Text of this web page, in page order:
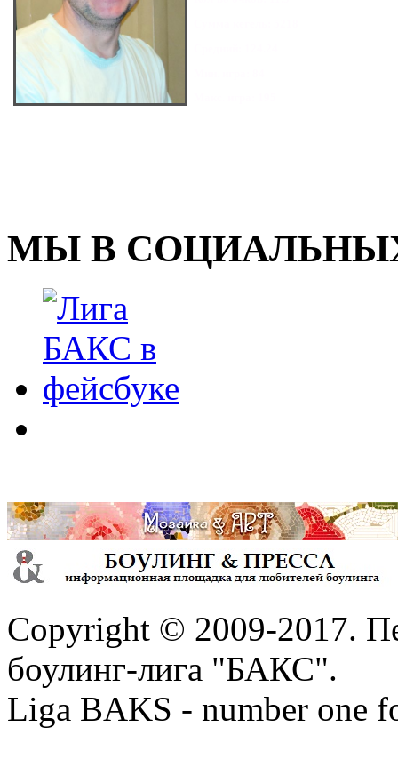
МЫ В
Copyright © 2009-2017.
боулинг-лига "БАКС".
Liga BAKS - number one